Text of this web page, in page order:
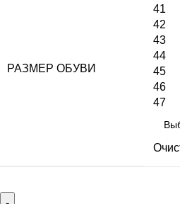
РАЗМЕР ОБУВИ
41
42
43
44
45
46
47